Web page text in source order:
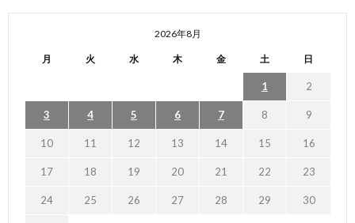
2026年8月
月 火 水 木 金 土 日
1 2
3 4 5 6 7 8 9
10 11 12 13 14 15 16
17 18 19 20 21 22 23
24 25 26 27 28 29 30